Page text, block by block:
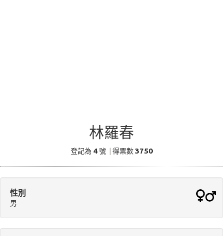
林羅春
登記為 4號 得票數3750
性別
男